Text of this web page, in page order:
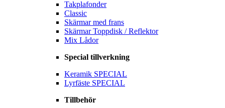
Takplafonder
Classic
Skärmar med frans
Skärmar Toppdisk / Reflektor
Mix Lådor
Special tillverkning
Keramik SPECIAL
Lyrfäste SPECIAL
Tillbehör